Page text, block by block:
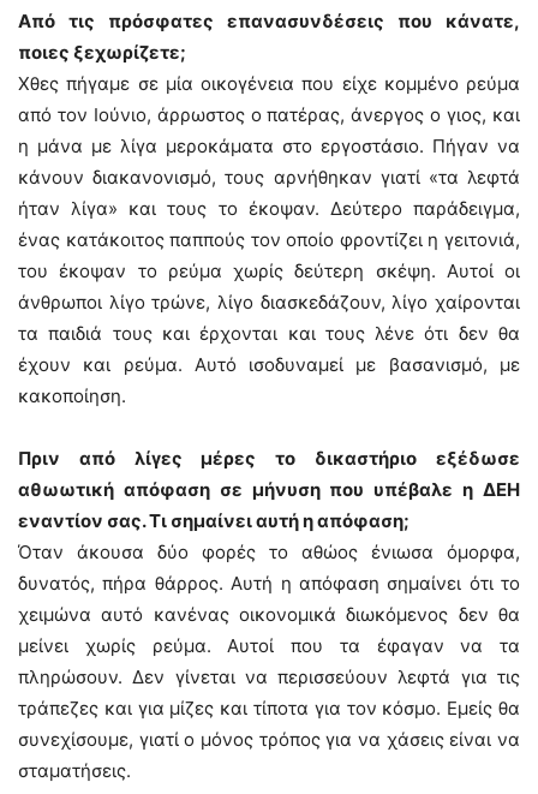
Από τις πρόσφατες επανασυνδέσεις που κάνατε,
ποιες ξεχωρίζετε;
Χθες πήγαμε σε μία οικογένεια που είχε κομμένο ρεύμα
από τον Ιούνιο, άρρωστος ο πατέρας, άνεργος ο γιος, και
η μάνα με λίγα μεροκάματα στο εργοστάσιο. Πήγαν να
κάνουν διακανονισμό, τους αρνήθηκαν γιατί «τα λεφτά
ήταν λίγα» και τους το έκοψαν. Δεύτερο παράδειγμα,
ένας κατάκοιτος παππούς τον οποίο φροντίζει η γειτονιά,
του έκοψαν το ρεύμα χωρίς δεύτερη σκέψη. Αυτοί οι
άνθρωποι λίγο τρώνε, λίγο διασκεδάζουν, λίγο χαίρονται
τα παιδιά τους και έρχονται και τους λένε ότι δεν θα
έχουν και ρεύμα. Αυτό ισοδυναμεί με βασανισμό, με
κακοποίηση.
Πριν από λίγες μέρες το δικαστήριο εξέδωσε
αθωωτική απόφαση σε μήνυση που υπέβαλε η ΔΕΗ
εναντίον σας. Τι σημαίνει αυτή η απόφαση;
Όταν άκουσα δύο φορές το αθώος ένιωσα όμορφα,
δυνατός, πήρα θάρρος. Αυτή η απόφαση σημαίνει ότι το
χειμώνα αυτό κανένας οικονομικά διωκόμενος δεν θα
μείνει χωρίς ρεύμα. Αυτοί που τα έφαγαν να τα
πληρώσουν. Δεν γίνεται να περισσεύουν λεφτά για τις
τράπεζες και για μίζες και τίποτα για τον κόσμο. Εμείς θα
συνεχίσουμε, γιατί ο μόνος τρόπος για να χάσεις είναι να
σταματήσεις.